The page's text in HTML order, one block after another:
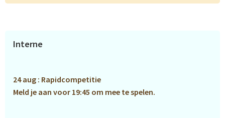
Primaire
Interne
24 aug : Rapidcompetitie
Meld je aan voor 19:45 om mee te spelen.